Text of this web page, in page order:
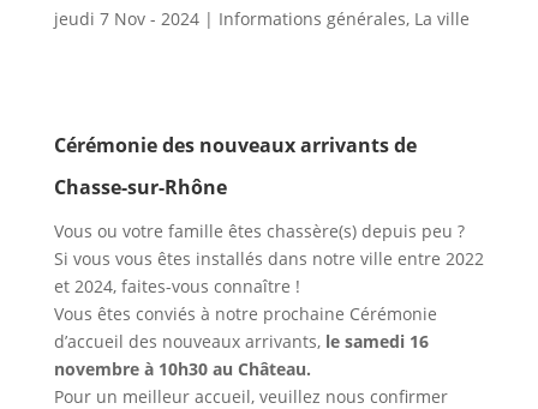
jeudi 7 Nov - 2024| Informations générales, La ville
Cérémonie des nouveaux arrivants de
Chasse-sur-Rhône
Vous ou votre famille êtes chassère(s) depuis peu ?
Si vous vous êtes installés dans notre ville entre 2022
et 2024, faites-vous connaître !
Vous êtes conviés à notre prochaine Cérémonie
d’accueil des nouveaux arrivants,le samedi 16
novembre à 10h30 au Château.
Pour un meilleur accueil, veuillez nous confirmer